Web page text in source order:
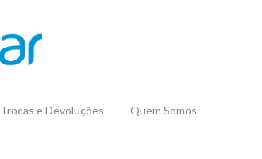
Trocas e Devoluções Quem Somos